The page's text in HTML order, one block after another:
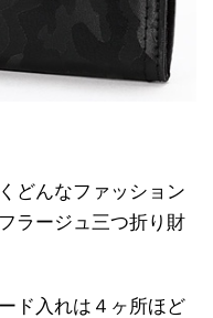
どんなファッション
ラージュ三つ折り財
ド入れは４ヶ所ほど